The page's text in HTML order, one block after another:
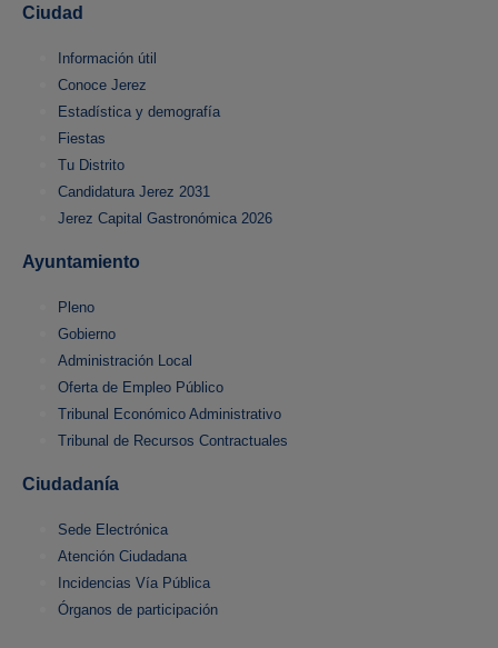
Ciudad
Información útil
Conoce Jerez
Estadística y demografía
Fiestas
Tu Distrito
Candidatura Jerez 2031
Jerez Capital Gastronómica 2026
Ayuntamiento
Pleno
Gobierno
Administración Local
Oferta de Empleo Público
Tribunal Económico Administrativo
Tribunal de Recursos Contractuales
Ciudadanía
Sede Electrónica
Atención Ciudadana
Incidencias Vía Pública
Órganos de participación